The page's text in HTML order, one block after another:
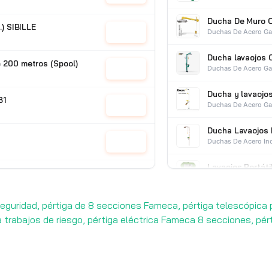
SIBILLE
200 metros (Spool)
Ducha De Muro
Duchas De Acero
Ducha lavaojos
Duchas De Acero
Ducha y
Duchas De Acero
Ducha Lavaojos
Duchas De Acero
Lavaojos
pértiga de 8 secciones Fameca, pértiga
de riesgo, pértiga eléctrica Fameca 8 secciones,